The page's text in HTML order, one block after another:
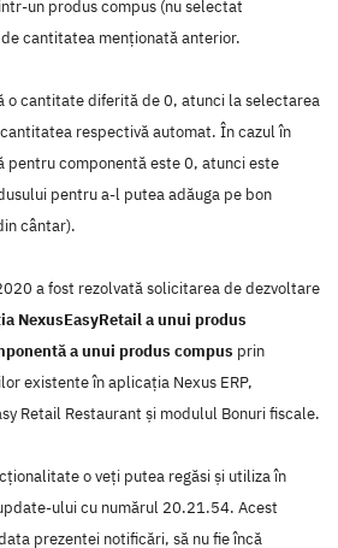
un produs compus (nu selectat
cantitatea menționată anterior.
o cantitate diferită de 0, atunci la selectarea
respectivă automat. În cazul în
componentă este 0, atunci este
pentru a-l putea adăuga pe bon
cântar).
a fost rezolvată solicitarea de dezvoltare
NexusEasyRetail a unui produs
a unui produs compus prin
existente în aplicaţia Nexus ERP,
Retail Restaurant şi modulul Bonuri fiscale.
o veţi putea regăsi şi utiliza în
ului cu numărul 20.21.54. Acest
prezentei notificări, să nu fie încă